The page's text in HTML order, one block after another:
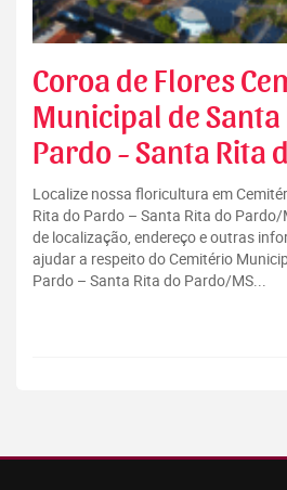
Coroa de Flores
Municipal de Santa
Pardo - Santa Rita
Localize nossa floricultura em
Rita do Pardo – Santa Rita do
de localização, endereço e outras
ajudar a respeito do Cemitério
Pardo – Santa Rita do Pardo/MS...